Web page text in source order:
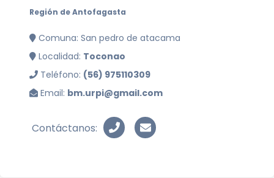
Región de Antofagasta
Comuna: San pedro de atacama
Localidad: Toconao
Teléfono: (56) 975110309
Email: bm.urpi@gmail.com
Contáctanos: